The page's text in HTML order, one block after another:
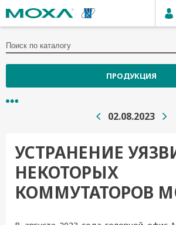
ПРОДУКЦИЯ
02.08.2023
УСТРАНЕНИЕ
НЕКОТОРЫХ
КОММУТАТОРОВ